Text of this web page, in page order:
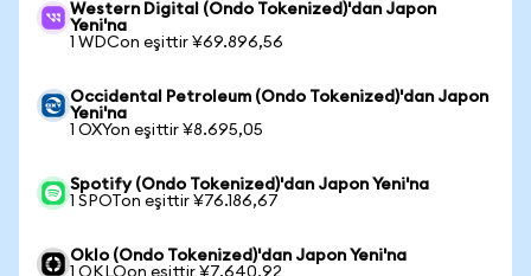
Western Digital (Ondo Tokenized)'dan Japon
Yeni'na
1 WDCon eşittir ¥69.896,56
Occidental Petroleum (Ondo Tokenized)'dan Japon
Yeni'na
1 OXYon eşittir ¥8.695,05
Spotify (Ondo Tokenized)'dan Japon Yeni'na
1 SPOTon eşittir ¥76.186,67
Oklo (Ondo Tokenized)'dan Japon Yeni'na
1 OKLOon eşittir ¥7.640,92